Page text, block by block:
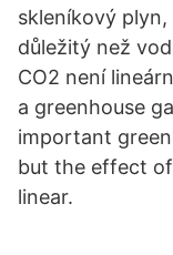
skleníkový
důležitý než
CO2 není
a greenhouse
important
but the effect
linear.